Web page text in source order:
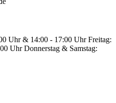
Uhr & 14:00 - 17:00 Uhr Freitag:
Uhr Donnerstag & Samstag: